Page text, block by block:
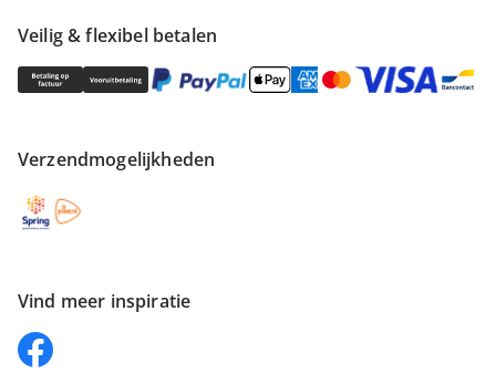
Veilig & flexibel betalen
Verzendmogelijkheden
Vind meer inspiratie